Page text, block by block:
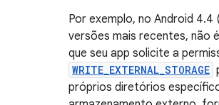
Por exemplo, no Android 4.4
versões mais recentes, não
que seu app solicite a
WRITE_EXTERNAL_STORAGE
próprios diretórios